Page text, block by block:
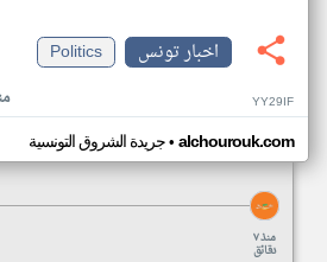
اخبار تونس
Politics
YY29IF
جريدة الشروق التونسية• alchourouk.com
منذ ٧
دقائق